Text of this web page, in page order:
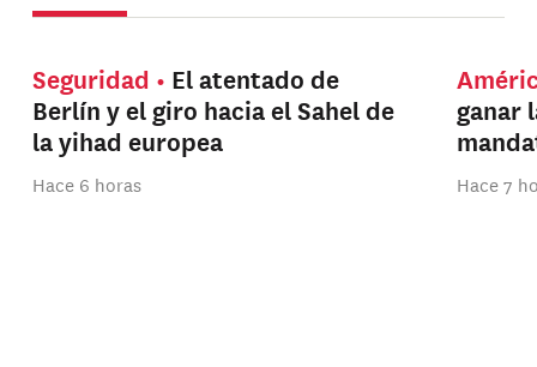
Seguridad
El atentado de
Berlín y el giro hacia el Sahel de
la yihad europea
Hace 6 horas
ganar
Hace 7